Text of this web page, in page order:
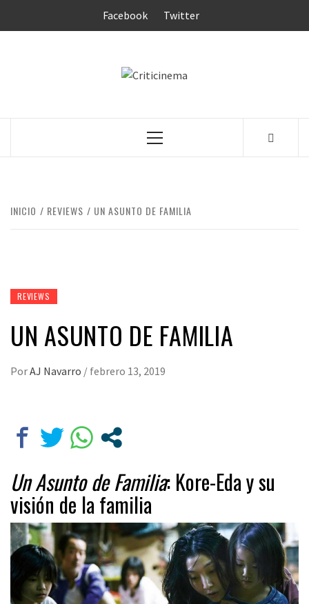
Facebook Twitter
Menú
INICIO REVIEWS UN ASUNTO DE FAMILIA
REVIEWS
UN ASUNTO DE FAMILIA
PorAJ Navarro / febrero 13, 2019
Un Asunto de Familia: Kore-Eda y su
visión de la familia